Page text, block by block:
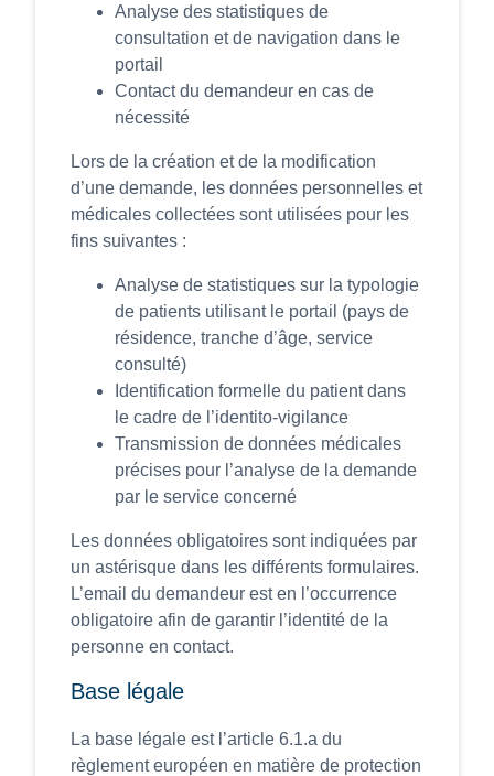
Analyse des statistiques de
consultation et de navigation dans le
portail
Contact du demandeur en cas de
nécessité
Lors de la création et de la modification
d’une demande, les données personnelles et
médicales collectées sont utilisées pour les
fins suivantes :
Analyse de statistiques sur la typologie
de patients utilisant le portail (pays de
résidence, tranche d’âge, service
consulté)
Identification formelle du patient dans
le cadre de l’identito-vigilance
Transmission de données médicales
précises pour l’analyse de la demande
par le service concerné
Les données obligatoires sont indiquées par
un astérisque dans les différents formulaires.
L’email du demandeur est en l’occurrence
obligatoire afin de garantir l’identité de la
personne en contact.
Base légale
La base légale est l’article 6.1.a du
règlement européen en matière de protection